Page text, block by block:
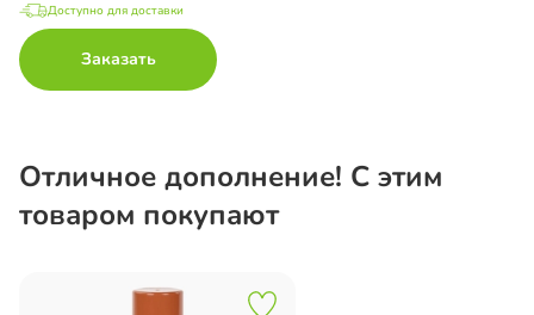
Доступно для доставки
Заказать
Отличное дополнение! С этим
товаром покупают